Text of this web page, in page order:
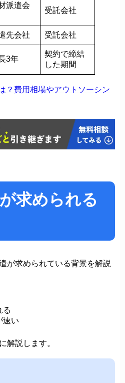
派遣会
受託会社
先会社 受託会社
3年
契約で締結
した期間
？費用相場やアウトソーシン
求められる
が求められている背景を解説
る
速い
解説します。